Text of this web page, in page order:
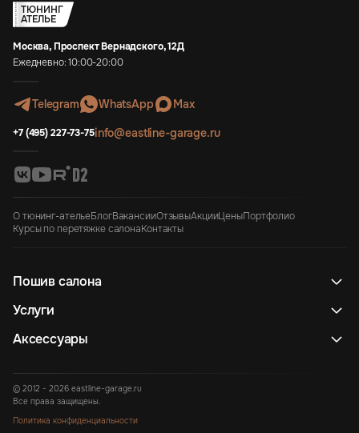
ТЮНИНГ
АТЕЛЬЕ
Москва, Проспект Вернадского, 12Д
Ежедневно: 10:00-20:00
Telegram WhatsApp Max
+7 (495) 227-73-75info@eastline-garage.ru
О тюнинг-ательеБлогВакансииОтзывыАкцииЦеныПортфолио
Курсы по перетяжке салонаКонтакты
Пошив салона
Услуги
Аксессуары
© 2012 - 2026 eastline-garage.ru
Все права защищены.
Политика конфиденциальности